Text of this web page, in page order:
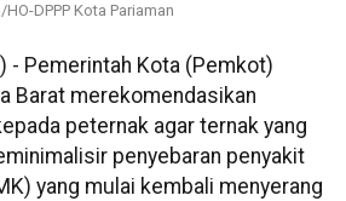
DPPP Kota Pariaman
- Pemerintah Kota (Pemkot)
Barat merekomendasikan
peternak agar ternak yang
penyebaran penyakit
yang mulai kembali menyerang